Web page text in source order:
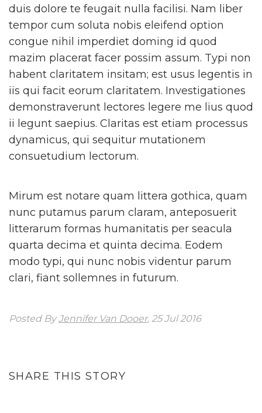
duis dolore te feugait nulla facilisi. Nam liber
tempor cum soluta nobis eleifend option
congue nihil imperdiet doming id quod
mazim placerat facer possim assum. Typi non
habent claritatem insitam; est usus legentis in
iis qui facit eorum claritatem. Investigationes
demonstraverunt lectores legere me lius quod
ii legunt saepius. Claritas est etiam processus
dynamicus, qui sequitur mutationem
consuetudium lectorum.
Mirum est notare quam littera gothica, quam
nunc putamus parum claram, anteposuerit
litterarum formas humanitatis per seacula
quarta decima et quinta decima. Eodem
modo typi, qui nunc nobis videntur parum
clari, fiant sollemnes in futurum.
Posted ByJennifer Van Dooer, 25 Jul 2016
SHARE THIS STORY